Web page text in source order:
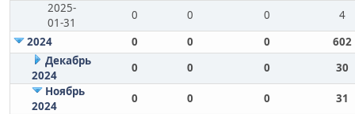
2025-
01-31
0 0 0
4
2024
0 0 0
602
Декабрь
2024
0 0 0
30
Ноябрь
2024
0 0 0
31